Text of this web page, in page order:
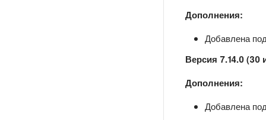
Дополнения:
Добавлена
Версия 7.14.0
Дополнения:
Добавлена